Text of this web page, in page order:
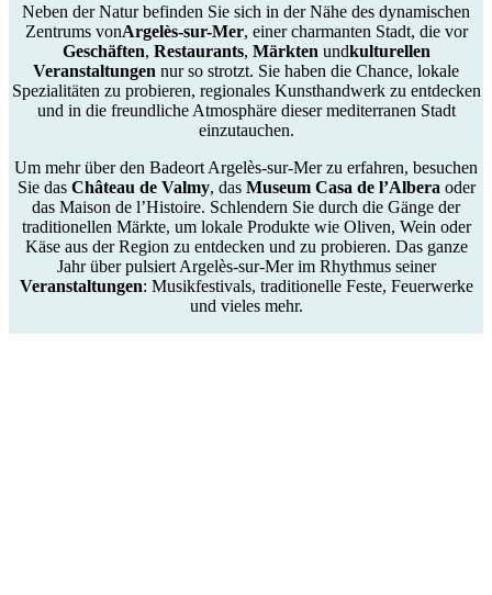
Neben der Natur befinden Sie sich in der Nähe des dynamischen
Zentrums vonArgelès-sur-Mer, einer charmanten Stadt, die vor
Geschäften, Restaurants, Märkten undkulturellen
Veranstaltungen nur so strotzt. Sie haben die Chance, lokale
Spezialitäten zu probieren, regionales Kunsthandwerk zu entdecken
und in die freundliche Atmosphäre dieser mediterranen Stadt
einzutauchen.
Um mehr über den Badeort Argelès-sur-Mer zu erfahren, besuchen
Sie das Château de Valmy, das Museum Casa de l’Albera oder
das Maison de l’Histoire. Schlendern Sie durch die Gänge der
traditionellen Märkte, um lokale Produkte wie Oliven, Wein oder
Käse aus der Region zu entdecken und zu probieren. Das ganze
Jahr über pulsiert Argelès-sur-Mer im Rhythmus seiner
Veranstaltungen: Musikfestivals, traditionelle Feste, Feuerwerke
und vieles mehr.